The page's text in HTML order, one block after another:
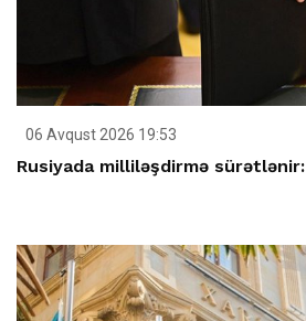
06 Avqust 2026 19:53
Rusiyada milliləşdirmə sürətlənir: